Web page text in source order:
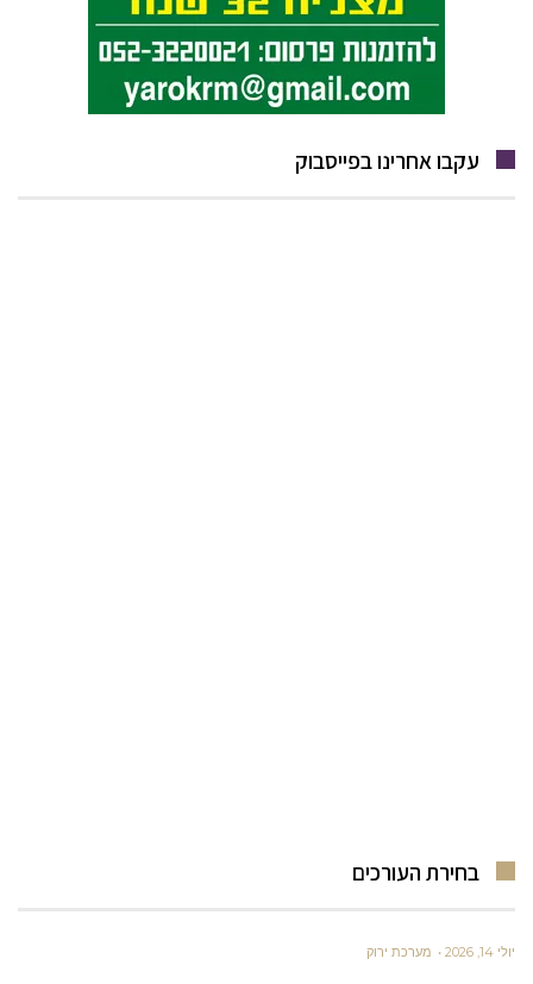
עקבו אחרינו בפייסבוק
בחירת העורכים
יולי 14, 2026 מערכת ירוק